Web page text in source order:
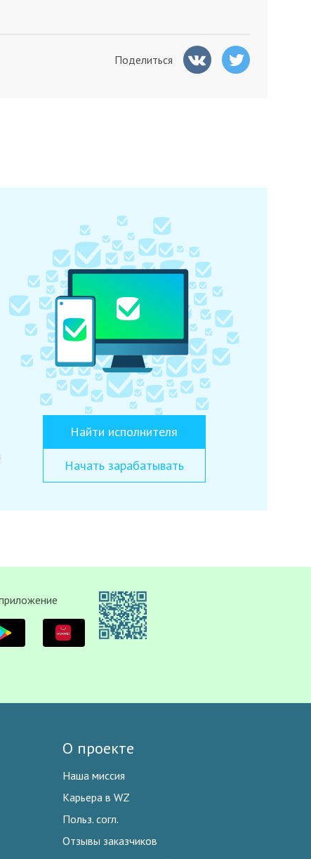
Поделиться
Найти исполнителя
Начать зарабатывать
О проекте
Наша миссия
Карьера в WZ
Польз. согл.
Отзывы заказчиков